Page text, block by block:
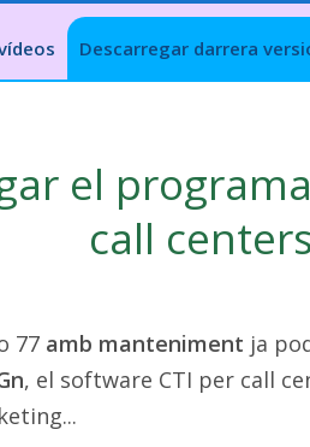
Descarregar darrera
el
call
77 amb manteniment ja
, el software CTI per call